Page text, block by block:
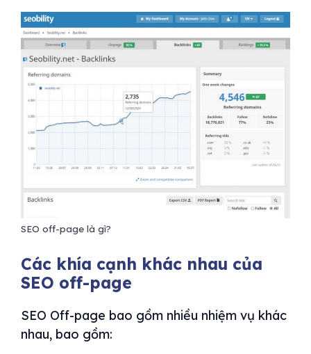
SEO off-page là gì?
Các khía cạnh khác nhau của
SEO off-page
SEO Off-page bao gồm nhiều nhiệm vụ khác
nhau, bao gồm: